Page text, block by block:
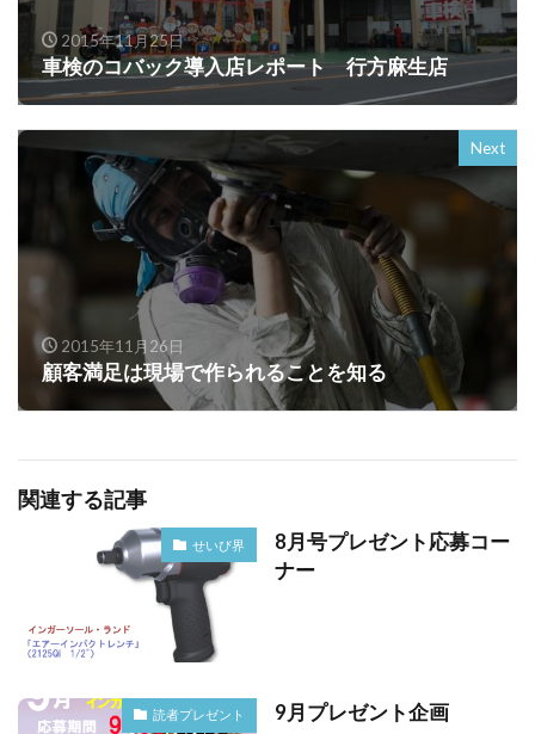
2015年11月25日
車検のコバック導入店レポート 行方麻生店
Next
2015年11月26日
顧客満足は現場で作られることを知る
関連する記事
せいび界
8月号プレゼント応募コー
ナー
読者プレゼント 9月プレゼント企画